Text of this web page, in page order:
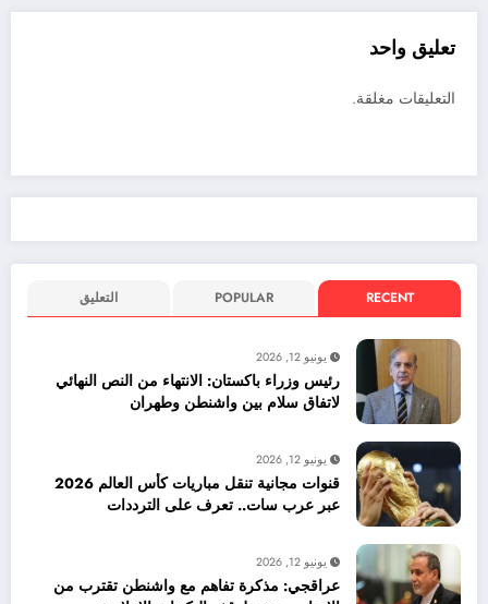
تعليق واحد
التعليقات مغلقة.
RECENT
POPULAR التعليق
يونيو 12, 2026
رئيس وزراء باكستان: الانتهاء من النص النهائي
لاتفاق سلام بين واشنطن وطهران
يونيو 12, 2026
قنوات مجانية تنقل مباريات كأس العالم 2026
عبر عرب سات.. تعرف على الترددات
يونيو 12, 2026
عراقجي: مذكرة تفاهم مع واشنطن تقترب من